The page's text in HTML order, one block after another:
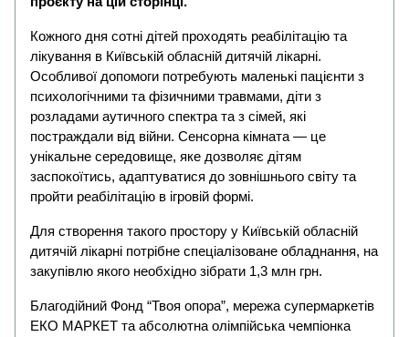
Кожного дня сотні дітей проходять реабілітацію та
лікування в Київській обласній дитячій лікарні.
Особливої допомоги потребують маленькі пацієнти з
психологічними та фізичними травмами, діти з
розладами аутичного спектра та з сімей, які
постраждали від війни. Сенсорна кімната — це
унікальне середовище, яке дозволяє дітям
заспокоїтись, адаптуватися до зовнішнього світу та
пройти реабілітацію в ігровій формі.
Для створення такого простору у Київській обласній
дитячій лікарні потрібне спеціалізоване обладнання, на
закупівлю якого необхідно зібрати 1,3 млн грн.
Благодійний Фонд “Твоя опора”, мережа супермаркетів
ЕКО МАРКЕТ та абсолютна олімпійська чемпіонка